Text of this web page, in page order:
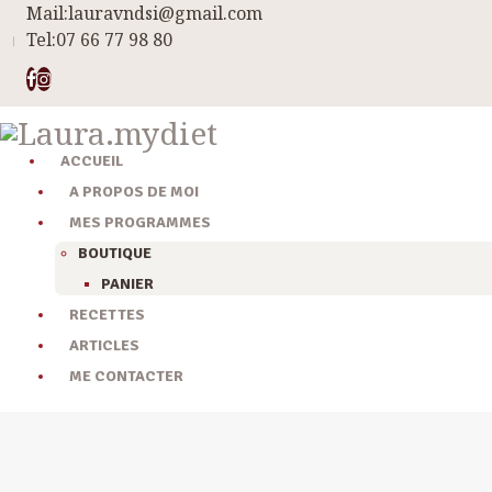
Mail:lauravndsi@gmail.com
Tel:07 66 77 98 80
ACCUEIL
A PROPOS DE MOI
MES PROGRAMMES
BOUTIQUE
PANIER
RECETTES
ARTICLES
ME CONTACTER